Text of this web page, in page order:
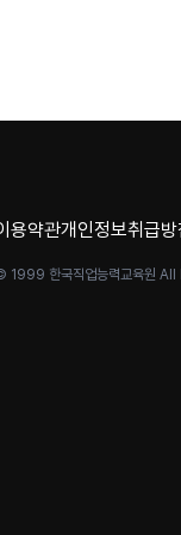
용약관개인정보취급방
1999 한국직업능력교육원